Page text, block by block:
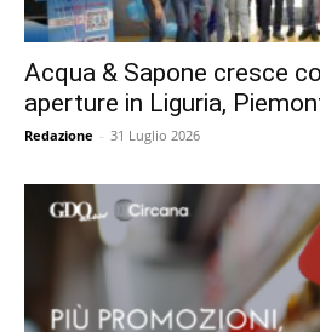
Acqua & Sapone cresce
aperture in Liguria,
Redazione - 31 Luglio 2026